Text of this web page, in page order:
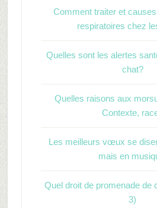
Comment traiter et
respiratoires chez
Quelles sont les alertes
chat?
Quelles raisons aux
Contexte,
Les meilleurs vœux se
mais en
Quel droit de promenade de
3)